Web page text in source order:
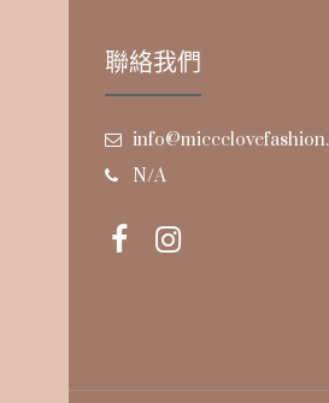
聯絡我們
N/A